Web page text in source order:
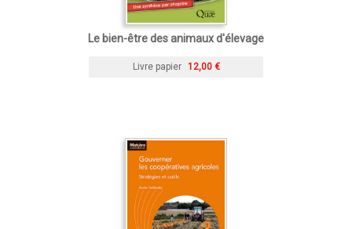
Le bien-être des animaux d'élevage
Livre papier 12,00 €